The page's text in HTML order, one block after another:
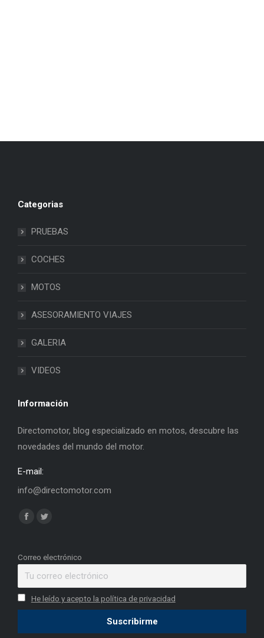
Categorias
PRUEBAS
COCHES
MOTOS
ASESORAMIENTO VIAJES
GALERIA
VIDEOS
Información
Directomotor, blog especializado en motos, descubre las
novedades del mundo del motor.
E-mail:
info@directomotor.com
Find us on:
Facebook
opens
window
Twitter
opens
window
Correo electrónico
He leído y acepto la política de privacidad